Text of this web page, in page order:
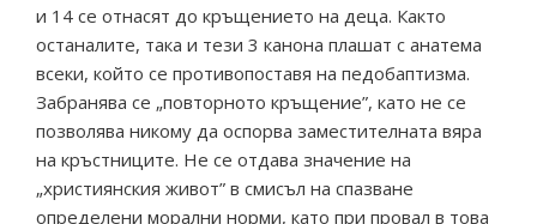
и 14 се отнасят до кръщението на деца. Както
останалите, така и тези 3 канона плашат с анатема
всеки, който се противопоставя на педобаптизма.
Забранява се „повторното кръщение”, като не се
позволява никому да оспорва заместителната вяра
на кръстниците. Не се отдава значение на
„християнския живот” в смисъл на спазване
определени морални норми, като при провал в това